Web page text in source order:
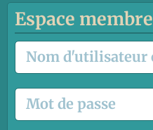
Espace membre